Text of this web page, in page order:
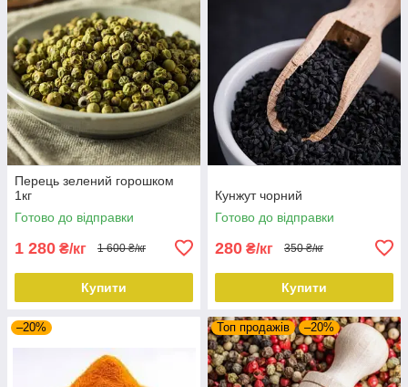
Перець зелений горошком
1кг
Готово до відправки
1 280 ₴/кг 1 600 ₴/кг
Купити
Кунжут чорний
Готово до відправки
280 ₴/кг 350 ₴/кг
Купити
–20% Топ продажів –20%